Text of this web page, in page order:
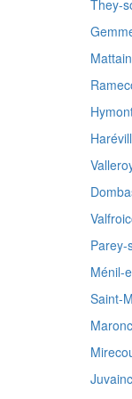
They-
Parey-
Ménil-
Saint-